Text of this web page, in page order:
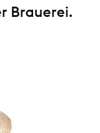
Brauerei.